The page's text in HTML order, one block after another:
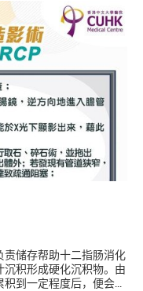
储存帮助十二指肠消化
积形成硬化沉积物。由
到一定程度后，便会...